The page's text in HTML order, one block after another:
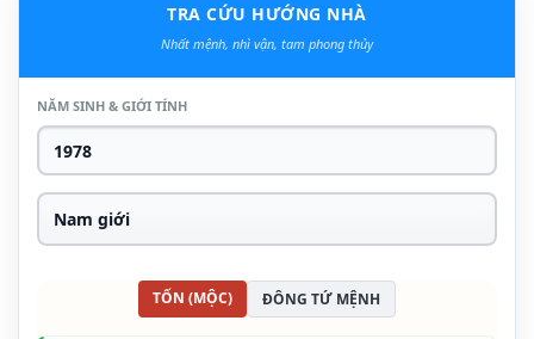
TRA CỨU HƯỚNG NHÀ
Nhất mệnh, nhì vận, tam phong thủy
NĂM SINH & GIỚI TÍNH
TỐN (MỘC) ĐÔNG TỨ MỆNH